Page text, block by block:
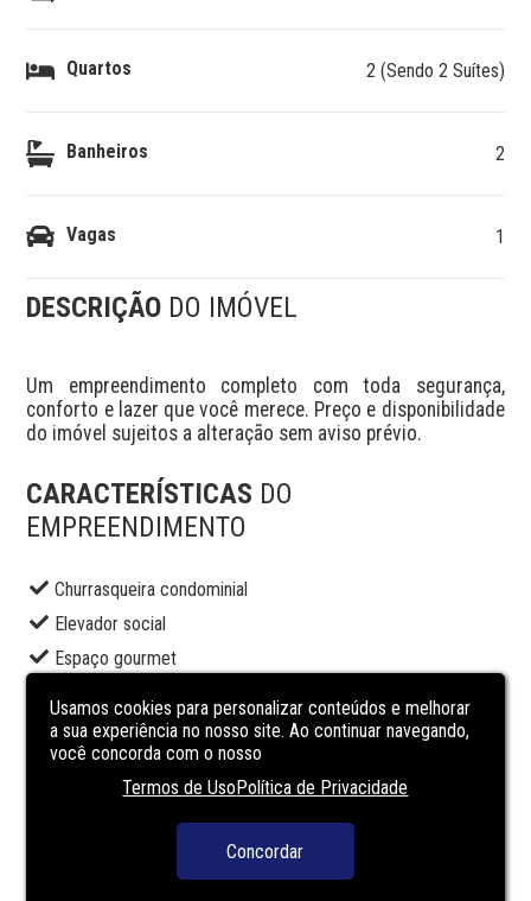
Quartos 2 (Sendo 2 Suítes)
Banheiros 2
Vagas 1
DESCRIÇÃO DO IMÓVEL
Um empreendimento completo com toda segurança,
conforto e lazer que você merece. Preço e disponibilidade
do imóvel sujeitos a alteração sem aviso prévio.
CARACTERÍSTICAS DO
EMPREENDIMENTO
Churrasqueira condominial
Elevador social
Espaço gourmet
Playground
Portaria
Salão de festas
Usamos cookies para personalizar conteúdos e melhorar
a sua experiência no nosso site. Ao continuar navegando,
você concorda com o nosso
Termos de UsoPolítica de Privacidade
Concordar